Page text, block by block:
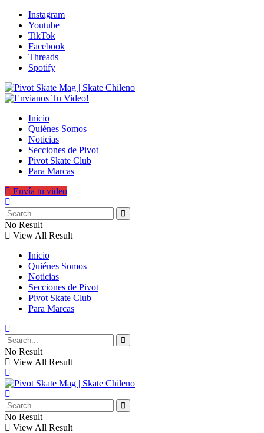
Instagram
Youtube
TikTok
Facebook
Threads
Spotify
Inicio
Quiénes Somos
Noticias
Secciones de Pivot
Pivot Skate Club
Para Marcas
Envía tu video
No Result
View All Result
Inicio
Quiénes Somos
Noticias
Secciones de Pivot
Pivot Skate Club
Para Marcas
No Result
View All Result
No Result
View All Result